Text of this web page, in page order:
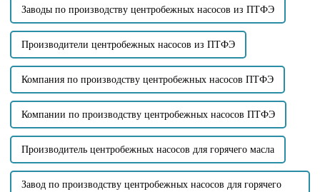
Заводы по производству центробежных насосов из ПТФЭ
Производители центробежных насосов из ПТФЭ
Компания по производству центробежных насосов ПТФЭ
Компании по производству центробежных насосов ПТФЭ
Производитель центробежных насосов для горячего масла
Завод по производству центробежных насосов для горячего